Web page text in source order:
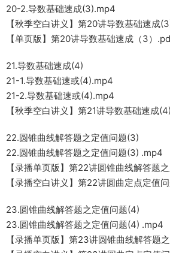
20-2.导数基础速成(3).mp4
【秋季空白讲义】第20讲导数基础速成
【单页版】第20讲导数基础速成（3）
21.导数基础速成(4)
21-1.导数基础速或(4).mp4
21-2.导数基础速或(4).mp4
【秋季空白讲义】第21讲导数基础速成
22.圆锥曲线解答题之定值问题(3)
22.圆锥曲线解答题之定值问题(3) .mp4
【录播单页版】第22讲圆锥曲线解答题
【录播空白讲义】第22讲圆曲定点定值
23.圆锥曲线解答题之定值问题(4)
23.圆锥曲线解答题之定值问题(4) .mp4
【录播单页版】第23讲圆锥曲线解答题